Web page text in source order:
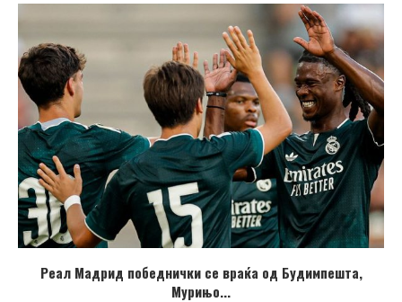
Реал Мадрид победнички се враќа од Будимпешта,
Мурињо...